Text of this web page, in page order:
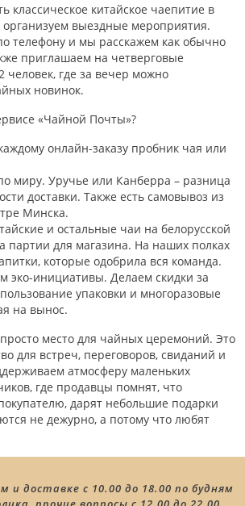
классическое китайское чаепитие в
организуем выездные мероприятия.
телефону и мы расскажем как обычно
приглашаем на четверговые
человек, где за вечер можно
новинок.
«Чайной Почты»?
онлайн-заказу пробник чая или
миру. Уручье или Канберра – разница
доставки. Также есть самовывоз из
Минска.
и остальные чаи на белорусской
партии для магазина. На наших полках
которые одобрила вся команда.
эко-инициативы. Делаем скидки за
упаковки и многоразовые
на вынос.
место для чайных церемоний. Это
для встреч, переговоров, свиданий и
атмосферу маленьких
где продавцы помнят, что
дарят небольшие подарки
не дежурно, а потому что любят
и доставке с 10.00 до 18.00 по будням